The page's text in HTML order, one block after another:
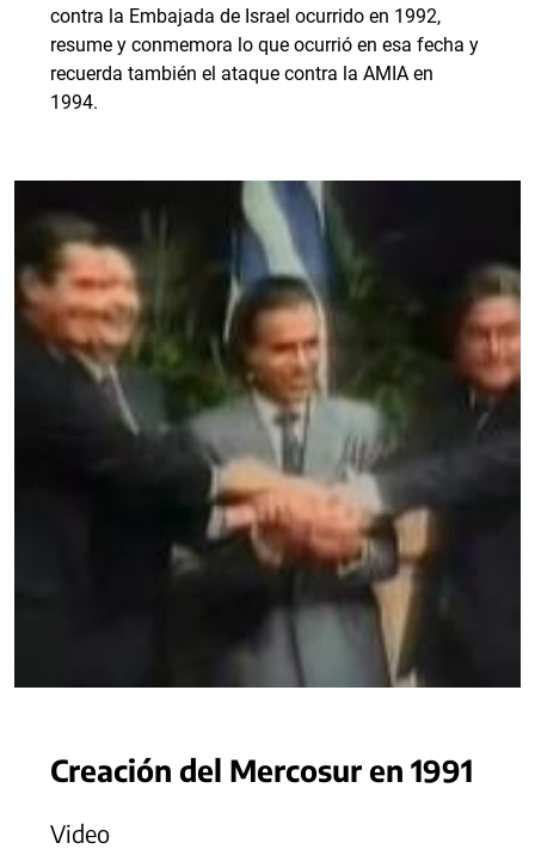
contra la Embajada de Israel ocurrido en 1992,
resume y conmemora lo que ocurrió en esa fecha y
recuerda también el ataque contra la AMIA en
1994.
Creación del Mercosur en 1991
Video